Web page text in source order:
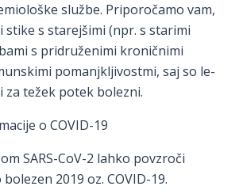
službe. Priporočamo vam,
stike s starejšimi (npr. s starimi
s pridruženimi kroničnimi
pomanjkljivostmi, saj so le-
težek potek bolezni.
o COVID-19
SARS-CoV-2 lahko povzroči
2019 oz. COVID-19.